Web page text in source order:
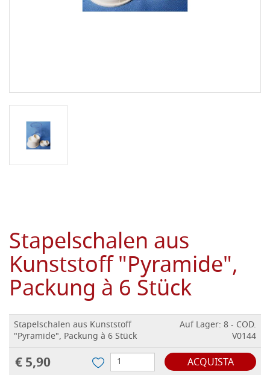
Stapelschalen aus
Kunststoff "Pyramide",
Packung à 6 Stück
Stapelschalen aus Kunststoff
"Pyramide", Packung à 6 Stück
Auf Lager: 8 - COD.
V0144
€ 5,90 ACQUISTA